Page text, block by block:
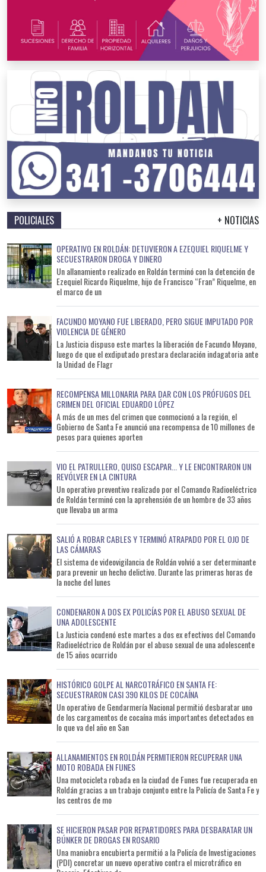
POLICIALES + NOTICIAS
OPERATIVO EN ROLDÁN: DETUVIERON A EZEQUIEL RIQUELME Y
SECUESTRARON DROGA Y DINERO
Un allanamiento realizado en Roldán terminó con la detención de
Ezequiel Ricardo Riquelme, hijo de Francisco “Fran” Riquelme, en
el marco de un
FACUNDO MOYANO FUE LIBERADO, PERO SIGUE IMPUTADO POR
VIOLENCIA DE GÉNERO
La Justicia dispuso este martes la liberación de Facundo Moyano,
luego de que el exdiputado prestara declaración indagatoria ante
la Unidad de Flagr
RECOMPENSA MILLONARIA PARA DAR CON LOS PRÓFUGOS DEL
CRIMEN DEL OFICIAL EDUARDO LÓPEZ
A más de un mes del crimen que conmocionó a la región, el
Gobierno de Santa Fe anunció una recompensa de 10 millones de
pesos para quienes aporten
VIO EL PATRULLERO, QUISO ESCAPAR... Y LE ENCONTRARON UN
REVÓLVER EN LA CINTURA
Un operativo preventivo realizado por el Comando Radioeléctrico
de Roldán terminó con la aprehensión de un hombre de 33 años
que llevaba un arma
SALIÓ A ROBAR CABLES Y TERMINÓ ATRAPADO POR EL OJO DE
LAS CÁMARAS
El sistema de videovigilancia de Roldán volvió a ser determinante
para prevenir un hecho delictivo. Durante las primeras horas de
la noche del lunes
CONDENARON A DOS EX POLICÍAS POR EL ABUSO SEXUAL DE
UNA ADOLESCENTE
La Justicia condenó este martes a dos ex efectivos del Comando
Radioeléctrico de Roldán por el abuso sexual de una adolescente
de 15 años ocurrido
HISTÓRICO GOLPE AL NARCOTRÁFICO EN SANTA FE:
SECUESTRARON CASI 390 KILOS DE COCAÍNA
Un operativo de Gendarmería Nacional permitió desbaratar uno
de los cargamentos de cocaína más importantes detectados en
lo que va del año en San
ALLANAMIENTOS EN ROLDÁN PERMITIERON RECUPERAR UNA
MOTO ROBADA EN FUNES
Una motocicleta robada en la ciudad de Funes fue recuperada en
Roldán gracias a un trabajo conjunto entre la Policía de Santa Fe y
los centros de mo
SE HICIERON PASAR POR REPARTIDORES PARA DESBARATAR UN
BÚNKER DE DROGAS EN ROSARIO
Una maniobra encubierta permitió a la Policía de Investigaciones
(PDI) concretar un nuevo operativo contra el microtráfico en